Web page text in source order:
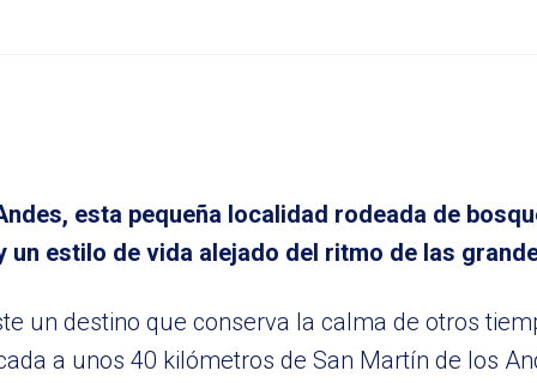
esta pequeña localidad rodeada de
estilo de vida alejado del ritmo de las
un destino que conserva la calma de otros
a unos 40 kilómetros de San Martín de los